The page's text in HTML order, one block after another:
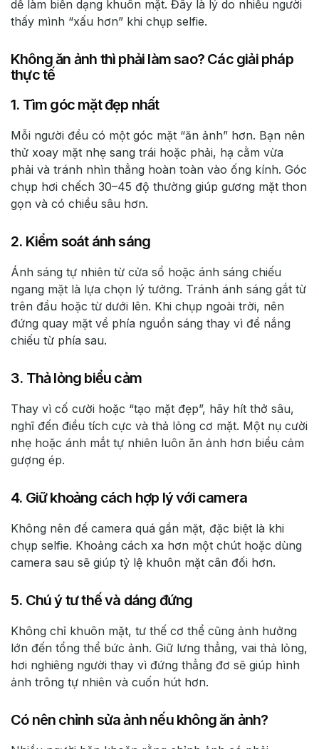
dễ làm biến dạng khuôn mặt. Đây là lý do nhiều người
thấy mình “xấu hơn” khi chụp selfie.
Không ăn ảnh thì phải làm sao? Các giải pháp
thực tế
1. Tìm góc mặt đẹp nhất
Mỗi người đều có một góc mặt “ăn ảnh” hơn. Bạn nên
thử xoay mặt nhẹ sang trái hoặc phải, hạ cằm vừa
phải và tránh nhìn thẳng hoàn toàn vào ống kính. Góc
chụp hơi chếch 30–45 độ thường giúp gương mặt thon
gọn và có chiều sâu hơn.
2. Kiểm soát ánh sáng
Ánh sáng tự nhiên từ cửa sổ hoặc ánh sáng chiếu
ngang mặt là lựa chọn lý tưởng. Tránh ánh sáng gắt từ
trên đầu hoặc từ dưới lên. Khi chụp ngoài trời, nên
đứng quay mặt về phía nguồn sáng thay vì để nắng
chiếu từ phía sau.
3. Thả lỏng biểu cảm
Thay vì cố cười hoặc “tạo mặt đẹp”, hãy hít thở sâu,
nghĩ đến điều tích cực và thả lỏng cơ mặt. Một nụ cười
nhẹ hoặc ánh mắt tự nhiên luôn ăn ảnh hơn biểu cảm
gượng ép.
4. Giữ khoảng cách hợp lý với camera
Không nên để camera quá gần mặt, đặc biệt là khi
chụp selfie. Khoảng cách xa hơn một chút hoặc dùng
camera sau sẽ giúp tỷ lệ khuôn mặt cân đối hơn.
5. Chú ý tư thế và dáng đứng
Không chỉ khuôn mặt, tư thế cơ thể cũng ảnh hưởng
lớn đến tổng thể bức ảnh. Giữ lưng thẳng, vai thả lỏng,
hơi nghiêng người thay vì đứng thẳng đơ sẽ giúp hình
ảnh trông tự nhiên và cuốn hút hơn.
Có nên chỉnh sửa ảnh nếu không ăn ảnh?